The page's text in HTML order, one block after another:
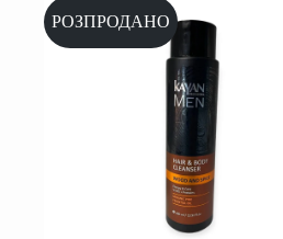
РОЗПРОДАНО